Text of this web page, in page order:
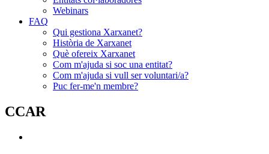
Webinars
FAQ
Qui gestiona Xarxanet?
Història de Xarxanet
Què ofereix Xarxanet
Com m'ajuda si soc una entitat?
Com m'ajuda si vull ser voluntari/a?
Puc fer-me'n membre?
CCAR